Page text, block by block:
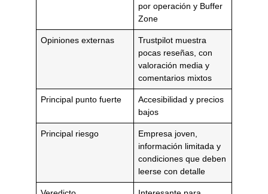
por operación y Buffer
Zone
Opiniones externas
Trustpilot muestra
pocas reseñas, con
valoración media y
comentarios mixtos
Principal punto fuerte
Accesibilidad y precios
bajos
Principal riesgo
Empresa joven,
información limitada y
condiciones que deben
leerse con detalle